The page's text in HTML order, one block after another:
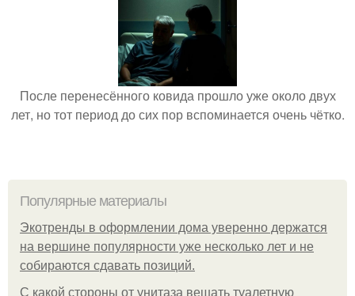
После перенесённого ковида прошло уже около двух
лет, но тот период до сих пор вспоминается очень чётко.
Популярные материалы
Экотренды в оформлении дома уверенно держатся
на вершине популярности уже несколько лет и не
собираются сдавать позиций.
С какой стороны от унитаза вешать туалетную